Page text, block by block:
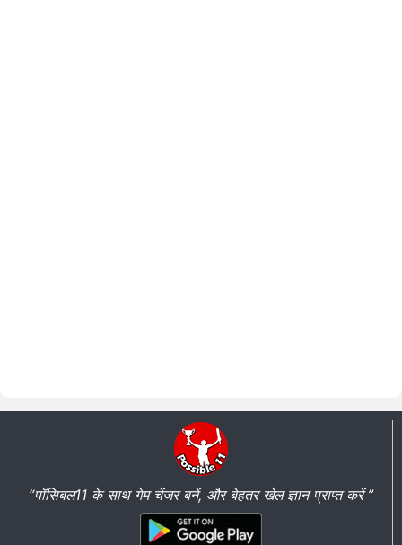
“पॉसिबल11 के साथ गेम चेंजर बनें, और बेहतर खेल ज्ञान प्राप्त करें ”